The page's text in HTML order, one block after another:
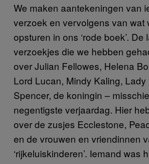
We maken aantekeningen van
verzoek en vervolgens van wat
opsturen in ons ‘rode boek’. De
verzoekjes die we hebben
over Julian Fellowes, Helena
Lord Lucan, Mindy Kaling, Lady
Spencer, de koningin –
negentigste verjaardag. Hier
over de zusjes Ecclestone,
en de vrouwen en vriendinnen
‘rijkeluiskinderen’. Iemand was